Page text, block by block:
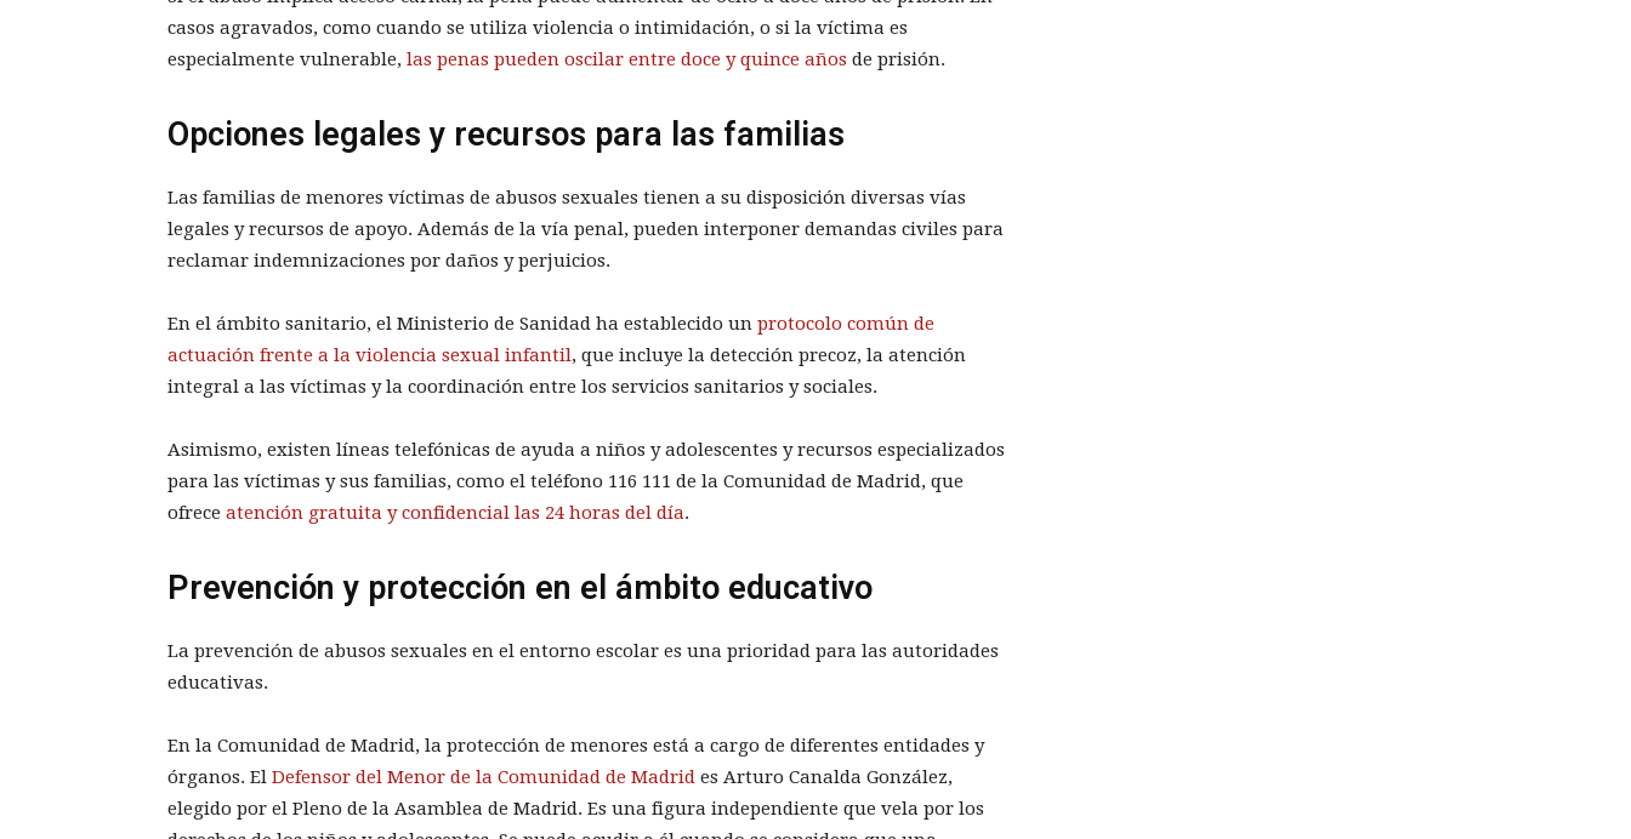
casos agravados, como cuando se utiliza violencia o intimidación, o si la víctima es
especialmente vulnerable, las penas pueden oscilar entre doce y quince años de prisión.
Opciones legales y recursos para las familias
Las familias de menores víctimas de abusos sexuales tienen a su disposición diversas vías
legales y recursos de apoyo. Además de la vía penal, pueden interponer demandas civiles para
reclamar indemnizaciones por daños y perjuicios.
En el ámbito sanitario, el Ministerio de Sanidad ha establecido un protocolo común de
actuación frente a la violencia sexual infantil, que incluye la detección precoz, la atención
integral a las víctimas y la coordinación entre los servicios sanitarios y sociales.
Asimismo, existen líneas telefónicas de ayuda a niños y adolescentes y recursos especializados
para las víctimas y sus familias, como el teléfono 116 111 de la Comunidad de Madrid, que
ofrece atención gratuita y confidencial las 24 horas del día.
Prevención y protección en el ámbito educativo
La prevención de abusos sexuales en el entorno escolar es una prioridad para las autoridades
educativas.
En la Comunidad de Madrid, la protección de menores está a cargo de diferentes entidades y
órganos. El Defensor del Menor de la Comunidad de Madrid es Arturo Canalda González,
elegido por el Pleno de la Asamblea de Madrid. Es una figura independiente que vela por los